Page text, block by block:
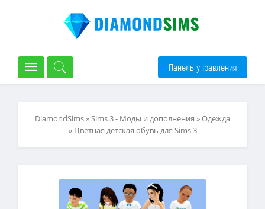
Панель управления
DiamondSims»Sims 3 - Моды и дополнения »Одежда
» Цветная детская обувь для Sims 3